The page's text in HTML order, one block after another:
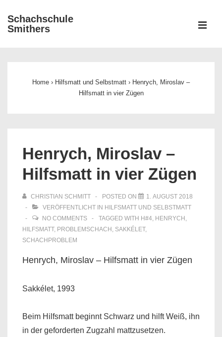
Zum
Inhalt
Schachschule
Smithers
Home › Hilfsmatt und Selbstmatt › Henrych, Miroslav –
Hilfsmatt in vier Zügen
Henrych, Miroslav –
Hilfsmatt in vier Zügen
CHRISTIAN SCHMITT POSTED ON
1. AUGUST 2018
VERÖFFENTLICHT IN HILFSMATT UND SELBSTMATT
NO COMMENTS
TAGGED WITH H#4, HENRYCH ,
HILFSMATT, PROBLEMSCHACH , SAKKÉLET,
SCHACHPROBLEM
Henrych, Miroslav – Hilfsmatt in vier Zügen
Sakkélet, 1993
Beim Hilfsmatt beginnt Schwarz und hilft Weiß, ihn
in der geforderten Zugzahl mattzusetzen.